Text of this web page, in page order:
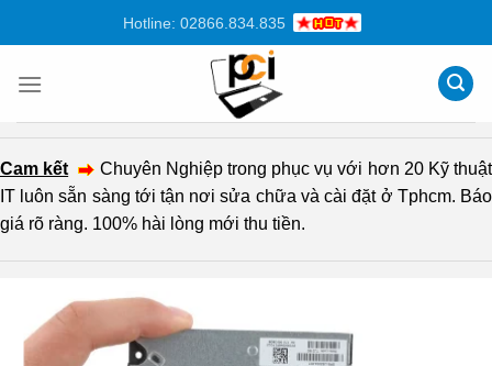
dung
Hotline: 02866.834.835
Cam kết
Chuyên Nghiệp trong phục vụ với hơn 20 Kỹ thuật
IT luôn sẵn sàng tới tận nơi sửa chữa và cài đặt ở Tphcm. Báo
giá rõ ràng. 100% hài lòng mới thu tiền.